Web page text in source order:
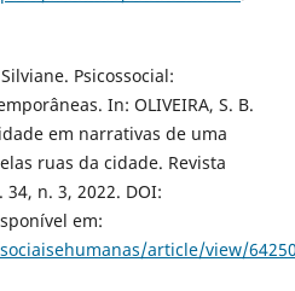
Psicossocial:
In: OLIVEIRA, S. B.
em narrativas de uma
ruas da cidade. Revista
34, n. 3, 2022. DOI:
em:
article/view/